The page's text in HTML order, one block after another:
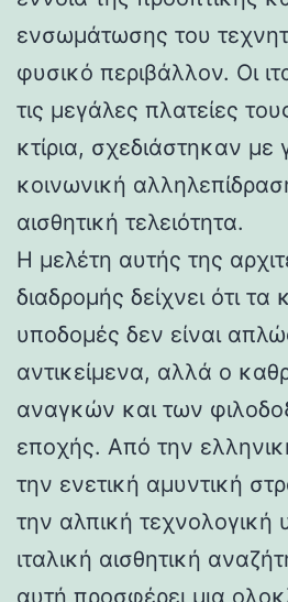
ενσωμάτωσης του
φυσικό περιβάλλον. Οι
τις μεγάλες πλατείες
κτίρια, σχεδιάστηκαν
κοινωνική
αισθητική τελειότητα.
Η μελέτη αυτής της
διαδρομής δείχνει ότι τα
υποδομές δεν είναι
αντικείμενα, αλλά ο
αναγκών και των
εποχής. Από την
την ενετική αμυντική
την αλπική τεχνολογική
ιταλική αισθητική
αυτή προσφέρει μια